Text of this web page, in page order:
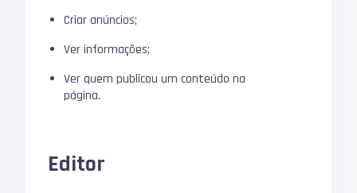
Criar anúncios;
Ver informações;
Ver quem publicou um conteúdo na
página.
Editor